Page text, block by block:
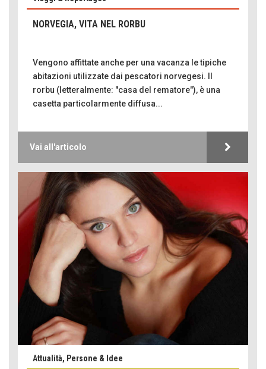
NORVEGIA, VITA NEL RORBU
Vengono affittate anche per una vacanza le tipiche
abitazioni utilizzate dai pescatori norvegesi. Il
rorbu (letteralmente: "casa del rematore"), è una
casetta particolarmente diffusa...
Vai all'articolo
Attualità, Persone & Idee